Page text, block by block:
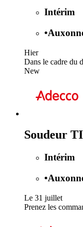
Intérim
•
Hier
Dans le cadre du
New
Soudeur
Intérim
•
Le 31 juillet
Prenez les